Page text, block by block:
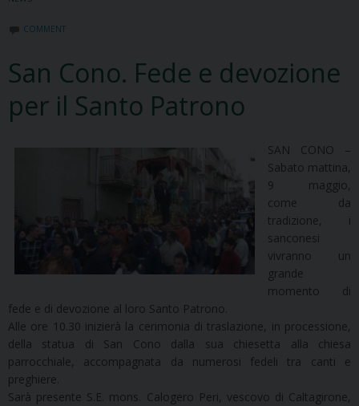
COMMENT
San Cono. Fede e devozione
per il Santo Patrono
SAN CONO –
Sabato mattina,
9 maggio,
come da
tradizione, i
sanconesi
vivranno un
grande
momento di
fede e di devozione al loro Santo Patrono.
Alle ore 10.30 inizierà la cerimonia di traslazione, in processione,
della statua di San Cono dalla sua chiesetta alla chiesa
parrocchiale, accompagnata da numerosi fedeli tra canti e
preghiere.
Sarà presente S.E. mons. Calogero Peri, vescovo di Caltagirone,